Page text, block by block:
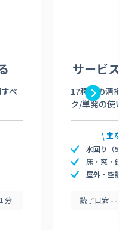
べ
分
サービ
17種類の清
ク/単発の使
主
水回り（
床・窓・
屋外・空
読了目安